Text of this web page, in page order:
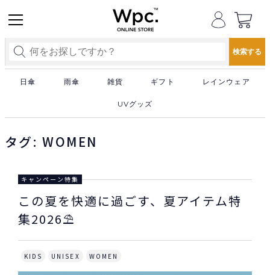
日傘 雨傘 雑貨 ギフト レインウェア
UVグッズ
タグ: WOMEN
キャンペーン特集
この夏を快適に過ごす、夏アイテム特
集2026⛱️
KIDS UNISEX WOMEN